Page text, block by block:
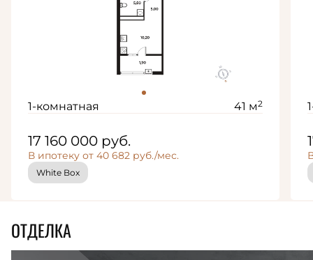
1-комнатная 41 м2
17 160 000 руб.
В ипотеку от 40 682 руб./мес.
White Box
ОТДЕЛКА